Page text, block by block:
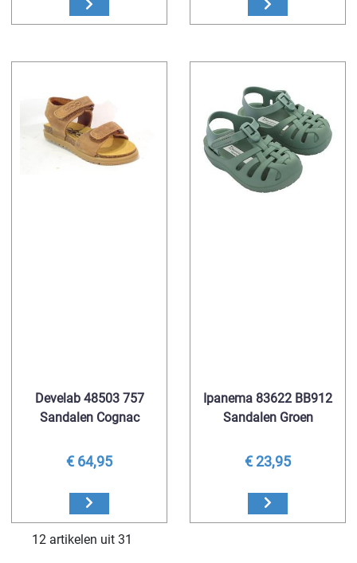
Develab 48503 757
Sandalen Cognac
€ 64,95
Ipanema 83622 BB912
Sandalen Groen
€ 23,95
12 artikelen uit 31